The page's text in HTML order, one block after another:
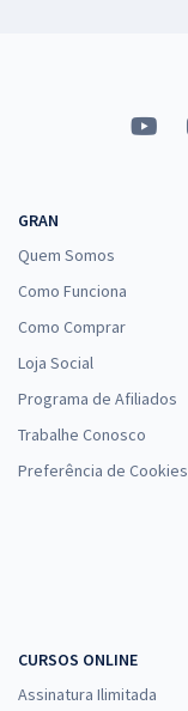
GRAN
Quem Somos
Como Funciona
Como Comprar
Loja Social
Programa de Afiliados
Trabalhe Conosco
Preferência de Cookies
CURSOS ONLINE
Assinatura Ilimitada